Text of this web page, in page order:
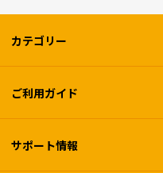
カテゴリー
ご利用ガイド
サポート情報